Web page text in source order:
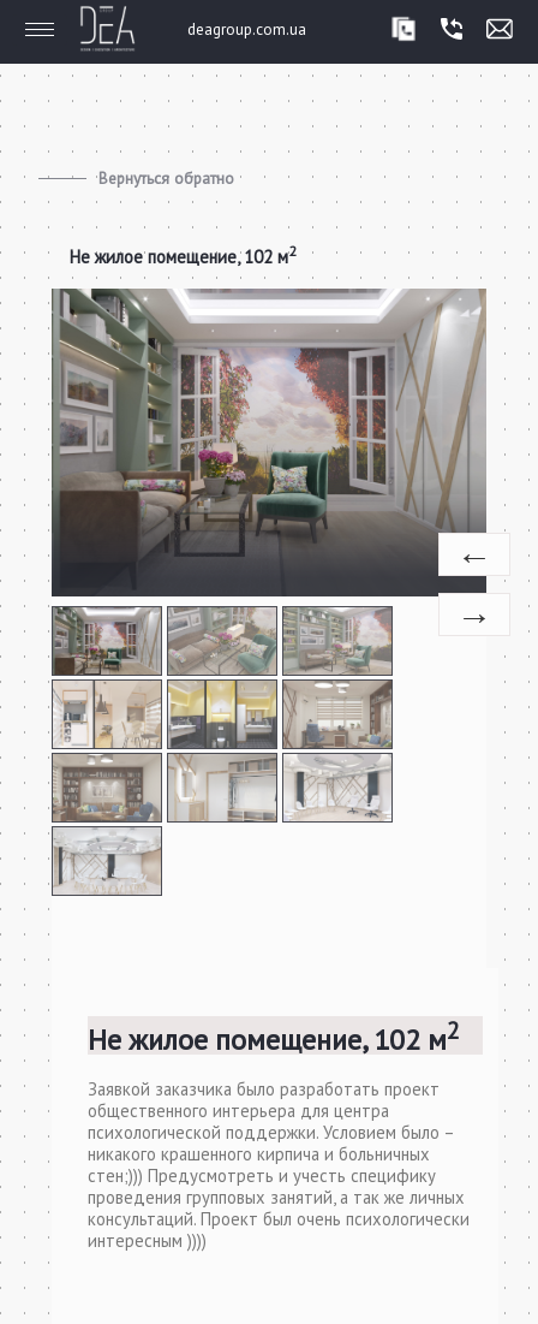
deagroup.com.ua
Вернуться обратно
Не жилое помещение, 102 м2
Не жилое помещение, 102 м2
Заявкой заказчика было разработать проект
общественного интерьера для центра
психологической поддержки. Условием было –
никакого крашенного кирпича и больничных
стен;))) Предусмотреть и учесть специфику
проведения групповых занятий, а так же личных
консультаций. Проект был очень психологически
интересным ))))